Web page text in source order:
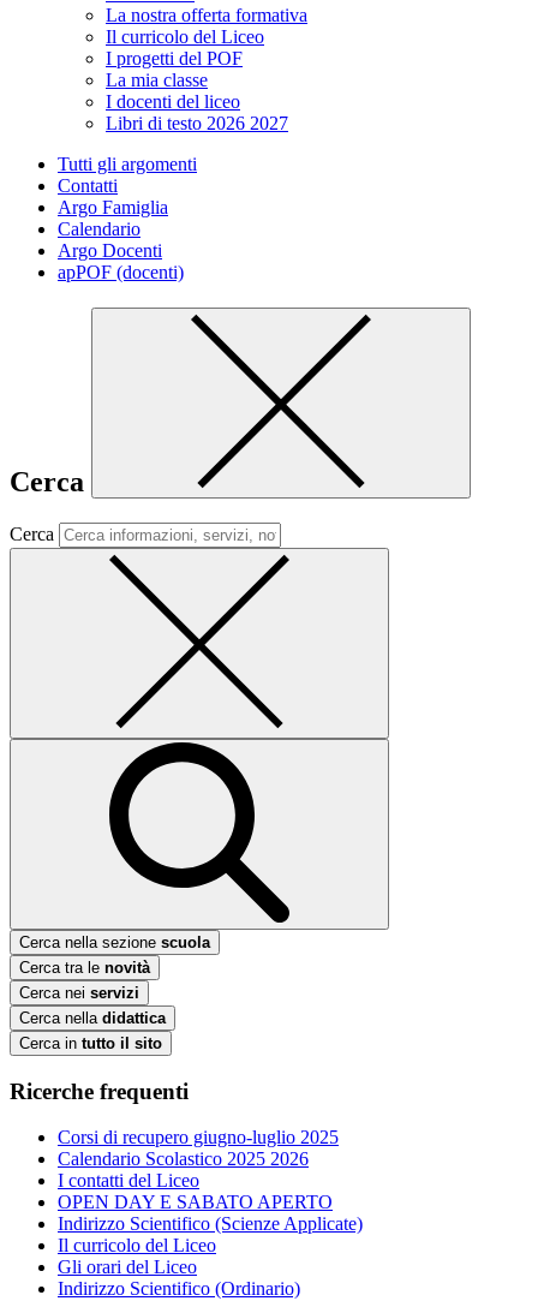
La nostra offerta formativa
Il curricolo del Liceo
I progetti del POF
La mia classe
I docenti del liceo
Libri di testo 2026 2027
Tutti gli argomenti
Contatti
Argo Famiglia
Calendario
Argo Docenti
apPOF (docenti)
Cerca
Cerca
Cerca nella sezione scuola
Cerca tra le novità
Cerca nei servizi
Cerca nella didattica
Cerca in tutto il sito
Ricerche frequenti
Corsi di recupero giugno-luglio 2025
Calendario Scolastico 2025 2026
I contatti del Liceo
OPEN DAY E SABATO APERTO
Indirizzo Scientifico (Scienze Applicate)
Il curricolo del Liceo
Gli orari del Liceo
Indirizzo Scientifico (Ordinario)